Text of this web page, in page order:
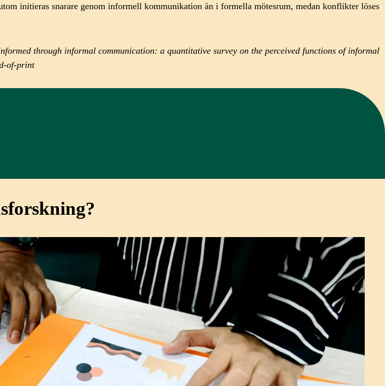
initieras snarare genom informell kommunikation än i formella mötesrum, medan konflikter löses
through informal communication: a quantitative survey on the perceived functions of informal
of-print